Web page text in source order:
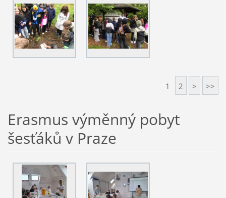
1 2 > >>
Erasmus výměnný pobyt
šesťáků v Praze